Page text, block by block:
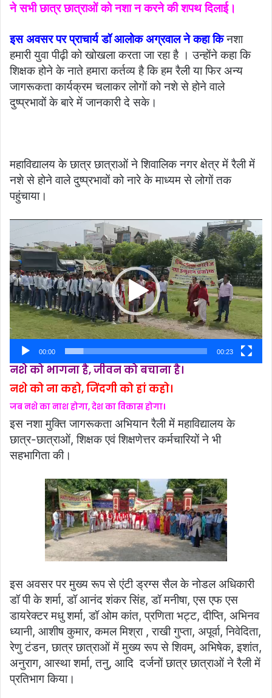
ने सभी छात्र छात्राओं को नशा न करने की शपथ दिलाई।
इस अवसर पर प्राचार्य डॉ आलोक अग्रवाल ने कहा किनशा
हमारी युवा पीढ़ी को खोखला करता जा रहा है । उन्होंने कहा कि
शिक्षक होने के नाते हमारा कर्तव्य है कि हम रैली या फिर अन्य
जागरूकता कार्यक्रम चलाकर लोगों को नशे से होने वाले
दुष्प्रभावों के बारे में जानकारी दे सके।
महाविद्यालय के छात्र छात्राओं ने शिवालिक नगर क्षेत्र में रैली में
नशे से होने वाले दुष्प्रभावों को नारे के माध्यम से लोगों तक
पहुंचाया।
Video
Player
00:00 00:23
नशे को भागना है, जीवन को बचाना है।
नशे को ना कहो, जिंदगी को हां कहो।
जब नशे का नाश होगा, देश का विकास होगा।
इस नशा मुक्ति जागरूकता अभियान रैली में महाविद्यालय के
छात्र-छात्राओं, शिक्षक एवं शिक्षणेत्तर कर्मचारियों ने भी
सहभागिता की।
इस अवसर पर मुख्य रूप से एंटी ड्रग्स सैल के नोडल अधिकारी
डॉ पी के शर्मा, डॉ आनंद शंकर सिंह, डॉ मनीषा, एस एफ एस
डायरेक्टर मधु शर्मा, डॉ ओम कांत, प्रणिता भट्ट, दीप्ति, अभिनव
ध्यानी, आशीष कुमार, कमल मिश्रा , राखी गुप्ता, अपूर्वा, निवेदिता,
रेणु टंडन, छात्र छात्राओं में मुख्य रूप से शिवम्, अभिषेक, इशांत,
अनुराग, आस्था शर्मा, तनु, आदि दर्जनों छात्र छात्राओं ने रैली में
प्रतिभाग किया।